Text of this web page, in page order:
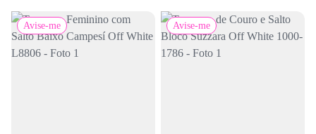
Avise-me Avise-me